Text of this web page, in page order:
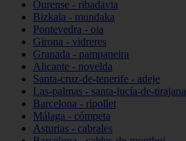
Ourense - ribadavia
Bizkaia - mundaka
Pontevedra - oia
Girona - vidreres
Granada - pampaneira
Alicante - novelda
Santa-cruz-de-tenerife - adeje
Las-palmas - santa-lucía-de-tirajana
Barcelona - ripollet
Málaga - cómpeta
Asturias - cabrales